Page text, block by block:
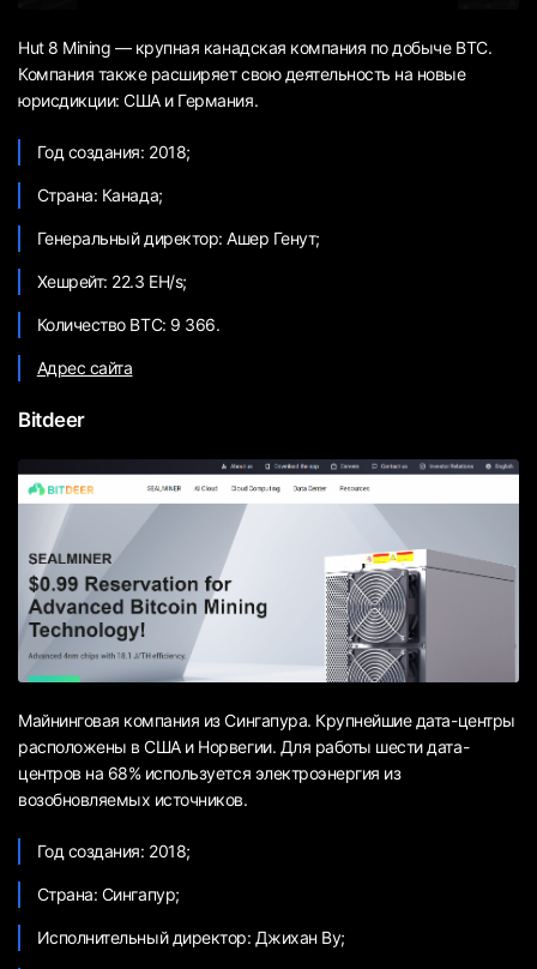
Hut 8 Mining — крупная канадская компания по добыче BTC.
Компания также расширяет свою деятельность на новые
юрисдикции: США и Германия.
Год создания: 2018;
Страна: Канада;
Генеральный директор: Ашер Генут;
Хешрейт: 22.3 EH/s;
Количество BTC: 9 366.
Адрес сайта
Bitdeer
Майнинговая компания из Сингапура. Крупнейшие дата-центры
расположены в США и Норвегии. Для работы шести дата-
центров на 68% используется электроэнергия из
возобновляемых источников.
Год создания: 2018;
Страна: Сингапур;
Исполнительный директор: Джихан Ву;